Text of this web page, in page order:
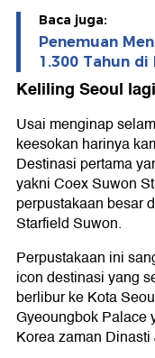
Baca juga:
Penemuan
1.300 Tahun
Keliling Seoul lagi
Usai menginap
keesokan harinya
Destinasi pertama
yakni Coex Suwon
perpustakaan besar
Starfield Suwon.
Perpustakaan ini
icon destinasi yang
berlibur ke Kota
Gyeoungbok Palace
Korea zaman Dinasti